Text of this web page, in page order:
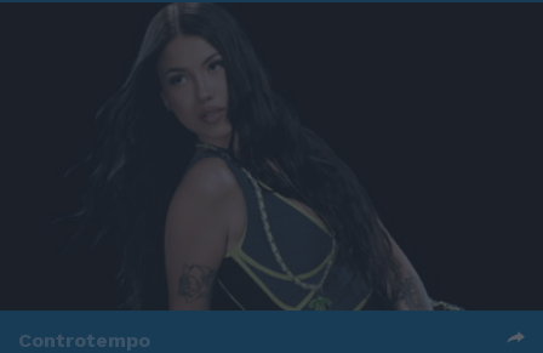
Controtempo